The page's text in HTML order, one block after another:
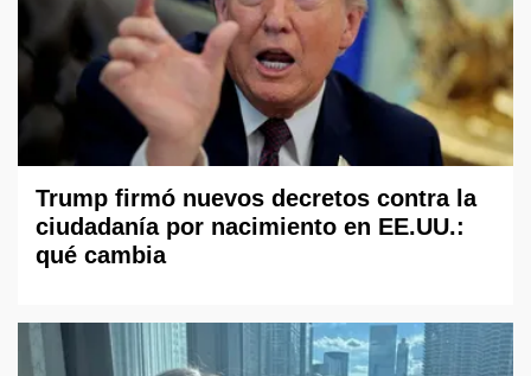
Trump firmó nuevos decretos contra la
ciudadanía por nacimiento en EE.UU.:
qué cambia